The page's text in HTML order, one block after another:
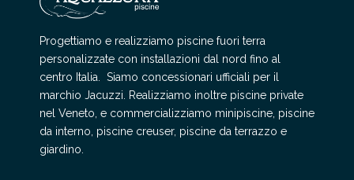
Progettiamo e realizziamo piscine fuori terra
personalizzate con installazioni dal nord fino al
centro Italia. Siamo concessionari ufficiali per il
marchio Jacuzzi. Realizziamo inoltre piscine private
nel Veneto, e commercializziamo minipiscine, piscine
da interno, piscine creuser, piscine da terrazzo e
giardino.